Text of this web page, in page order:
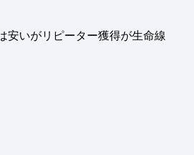
安いがリピーター獲得が生命線